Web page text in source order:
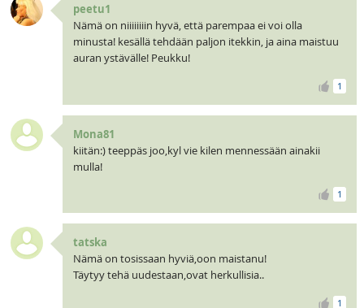
peetu1
Nämä on niiiiiiiin hyvä, että parempaa ei voi olla
minusta! kesällä tehdään paljon itekkin, ja aina maistuu
auran ystävälle! Peukku!
1
Mona81
kiitän:) teeppäs joo,kyl vie kilen mennessään ainakii
mulla!
1
tatska
Nämä on tosissaan hyviä,oon maistanu!
Täytyy tehä uudestaan,ovat herkullisia..
1